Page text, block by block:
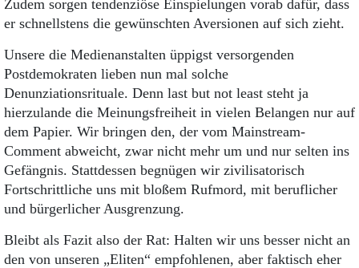
Zudem sorgen tendenziöse Einspielungen vorab dafür, dass
er schnellstens die gewünschten Aversionen auf sich zieht.
Unsere die Medienanstalten üppigst versorgenden
Postdemokraten lieben nun mal solche
Denunziationsrituale. Denn last but not least steht ja
hierzulande die Meinungsfreiheit in vielen Belangen nur auf
dem Papier. Wir bringen den, der vom Mainstream-
Comment abweicht, zwar nicht mehr um und nur selten ins
Gefängnis. Stattdessen begnügen wir zivilisatorisch
Fortschrittliche uns mit bloßem Rufmord, mit beruflicher
und bürgerlicher Ausgrenzung.
Bleibt als Fazit also der Rat: Halten wir uns besser nicht an
den von unseren „Eliten“ empfohlenen, aber faktisch eher